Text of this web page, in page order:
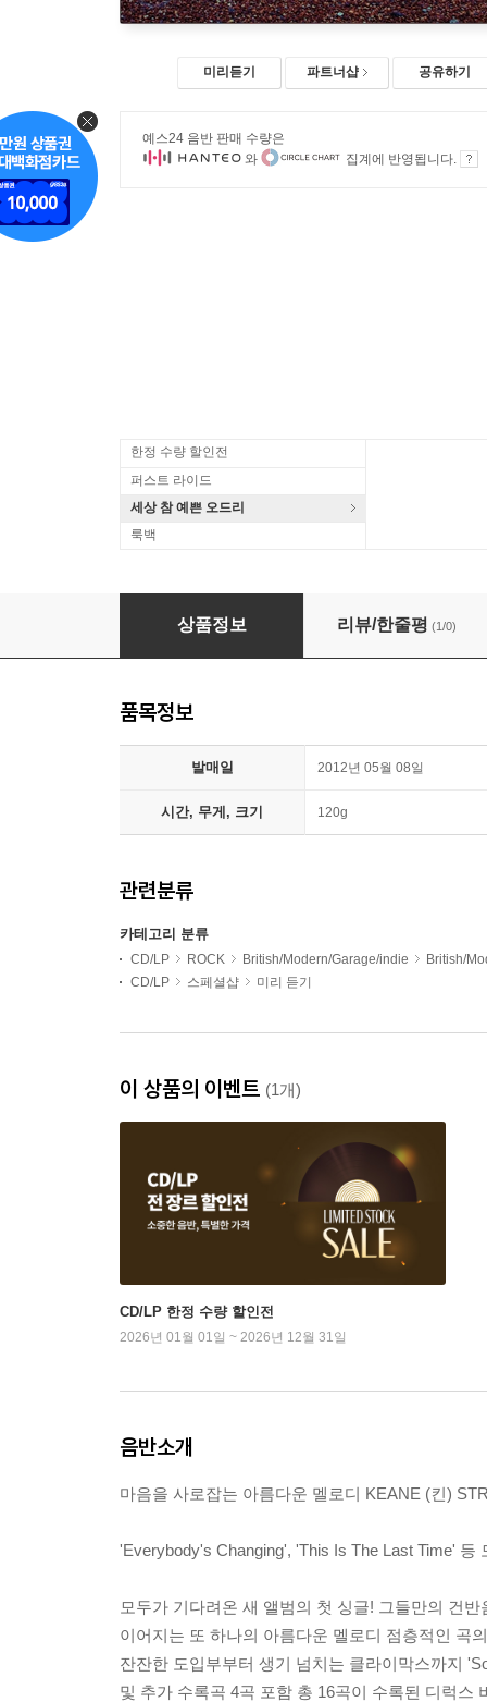
미리듣기 파트너샵 공유하기
예스24 음반 판매 수량은
와
집계에 반영됩니다.
한정 수량 할인전
퍼스트 라이드
세상 참 예쁜 오드리
룩백
Keane - Strangeland (Int'l Deluxe Version)
상품정보 리뷰/한줄평 (1/0)
품목정보
발매일 2012년 05월 08일
시간, 무게, 크기 120g
관련분류
카테고리 분류
CD/LP ROCK British/Modern/Garage/indie
British/
CD/LP
스페셜샵 미리 듣기
이 상품의 이벤트 (1개)
CD/LP 한정 수량 할인전
2026년 01월 01일 ~ 2026년 12월 31일
음반소개
마음을 사로잡는 아름다운 멜로디 KEANE (킨)
'Everybody's Changing', 'This Is The Last Time'
모두가 기다려온 새 앨범의 첫 싱글! 그들만의 건
이어지는 또 하나의 아름다운 멜로디 점층적인 곡
잔잔한 도입부부터 생기 넘치는 클라이막스까지
및 추가 수록곡 4곡 포함 총 16곡이 수록된 디럭스